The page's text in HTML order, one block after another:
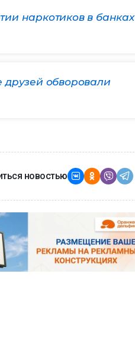
наркотиков в банках
обворовали
новостью